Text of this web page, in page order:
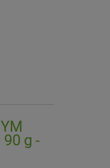
90 g -